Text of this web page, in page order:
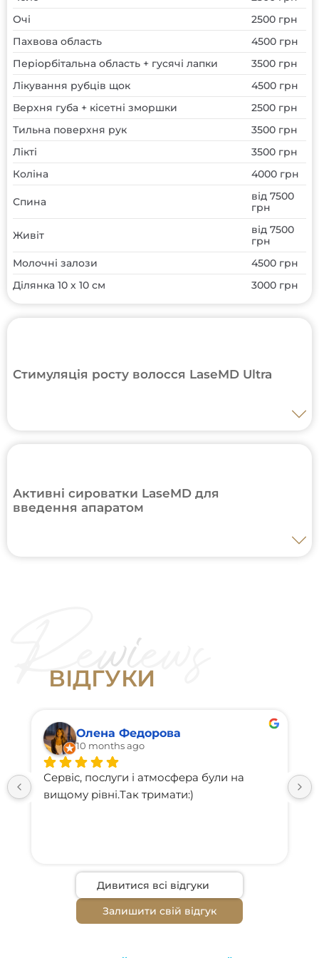
Очі
2500 грн
Пахвова область
4500 грн
Періорбітальна область + гусячі лапки
3500 грн
Лікування рубців щок
4500 грн
Верхня губа + кісетні зморшки
2500 грн
Тильна поверхня рук
3500 грн
Лікті
3500 грн
Коліна
4000 грн
Спина
від 7500
грн
Живіт
від 7500
грн
Молочні залози
4500 грн
Ділянка 10 х 10 см
3000 грн
Стимуляція росту волосся LaseMD Ultra
Активні сироватки LaseMD для
введення апаратом
Сироватка VA (ретінол) Зменшення
ВІДГУКИ
Олена Федорова
10 months ago
Сервіс, послуги і атмосфера були на
вищому рівні.Так тримати:)
Дивитися всі відгуки
Залишити свій відгук